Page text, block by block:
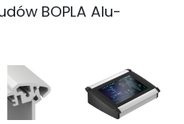
BOPLA Alu-